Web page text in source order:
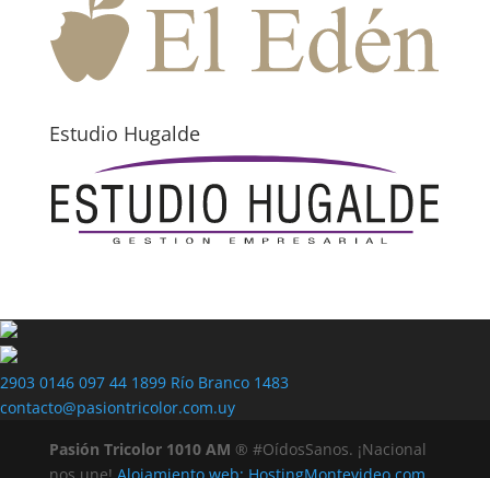
Estudio Hugalde
2903 0146 097 44 1899 Río Branco 1483
contacto@pasiontricolor.com.uy
Pasión Tricolor 1010 AM ® #OídosSanos. ¡Nacional